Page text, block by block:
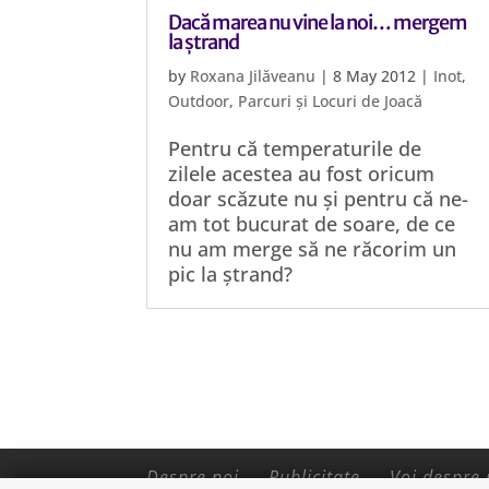
Dacă marea nu vine la noi… mergem
la ștrand
by Roxana Jilăveanu |8 May 2012 | Inot,
Outdoor, Parcuri și Locuri de Joacă
Pentru că temperaturile de
zilele acestea au fost oricum
doar scăzute nu și pentru că ne-
am tot bucurat de soare, de ce
nu am merge să ne răcorim un
pic la ștrand?
Despre noi Publicitate Voi despre